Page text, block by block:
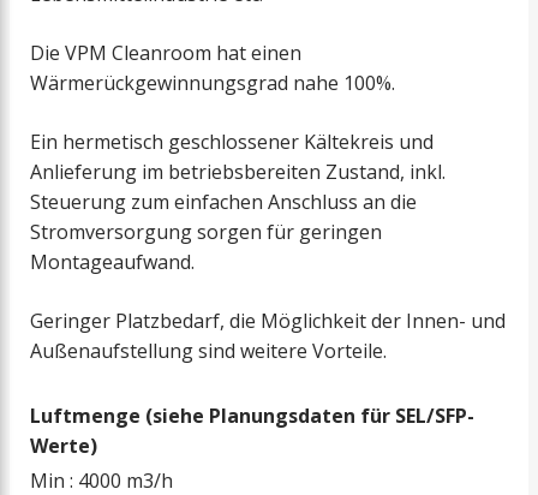
Die VPM Cleanroom hat einen
Wärmerückgewinnungsgrad nahe 100%.
Ein hermetisch geschlossener Kältekreis und
Anlieferung im betriebsbereiten Zustand, inkl.
Steuerung zum einfachen Anschluss an die
Stromversorgung sorgen für geringen
Montageaufwand.
Geringer Platzbedarf, die Möglichkeit der Innen- und
Außenaufstellung sind weitere Vorteile.
Luftmenge (siehe Planungsdaten für SEL/SFP-
Werte)
Min : 4000 m3/h